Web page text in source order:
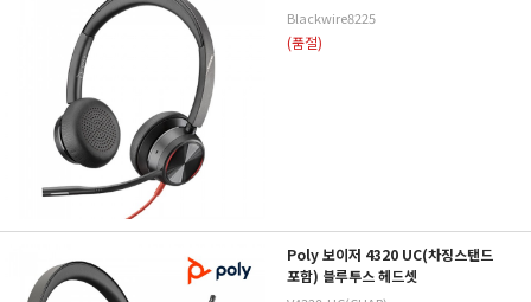
Blackwire8225
(품절)
Poly 보이저 4320 UC(차징스탠드
포함) 블루투스 헤드셋